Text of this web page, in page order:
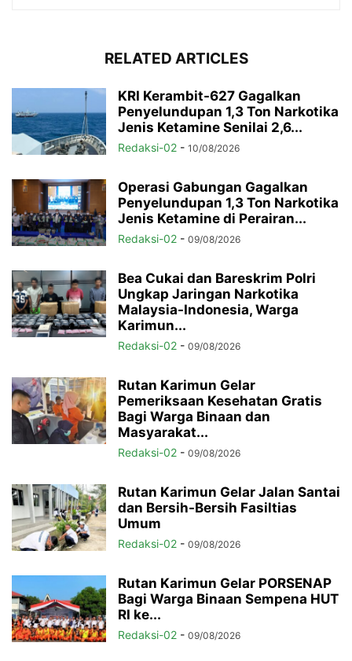
RELATED ARTICLES
KRI Kerambit-627 Gagalkan
Penyelundupan 1,3 Ton Narkotika
Jenis Ketamine Senilai 2,6...
Redaksi-02 - 10/08/2026
Operasi Gabungan Gagalkan
Penyelundupan 1,3 Ton Narkotika
Jenis Ketamine di Perairan...
Redaksi-02 - 09/08/2026
Bea Cukai dan Bareskrim Polri
Ungkap Jaringan Narkotika
Malaysia-Indonesia, Warga
Karimun...
Redaksi-02 - 09/08/2026
Rutan Karimun Gelar
Pemeriksaan Kesehatan Gratis
Bagi Warga Binaan dan
Masyarakat...
Redaksi-02 - 09/08/2026
Rutan Karimun Gelar Jalan Santai
dan Bersih-Bersih Fasiltias
Umum
Redaksi-02 - 09/08/2026
Rutan Karimun Gelar PORSENAP
Bagi Warga Binaan Sempena HUT
RI ke...
Redaksi-02 - 09/08/2026